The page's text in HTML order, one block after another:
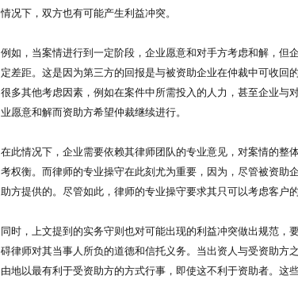
情况下，双方也有可能产生利益冲突。
例如，当案情进行到一定阶段，企业愿意和对手方考虑和解，但
定差距。这是因为第三方的回报是与被资助企业在仲裁中可收回
很多其他考虑因素，例如在案件中所需投入的人力，甚至企业与
业愿意和解而资助方希望仲裁继续进行。
在此情况下，企业需要依赖其律师团队的专业意见，对案情的整
考权衡。而律师的专业操守在此刻尤为重要，因为，尽管被资助
助方提供的。尽管如此，律师的专业操守要求其只可以考虑客户的
同时，上文提到的实务守则也对可能出现的利益冲突做出规范，
碍律师对其当事人所负的道德和信托义务。当出资人与受资助方
由地以最有利于受资助方的方式行事，即使这不利于资助者。这